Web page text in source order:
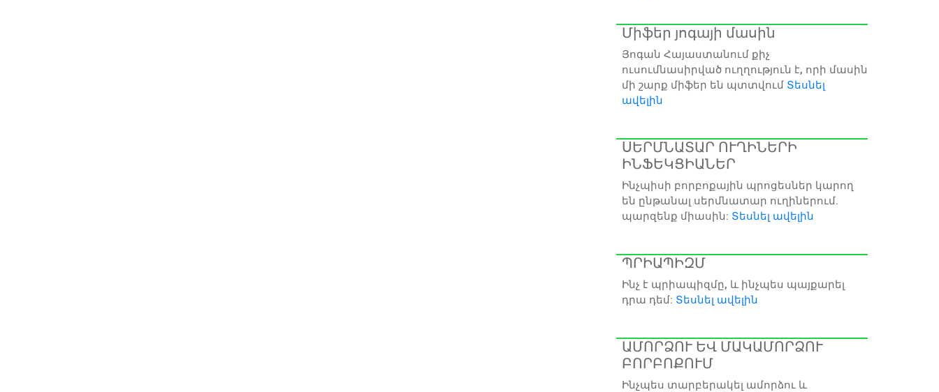
Միֆեր յոգայի մասին
Յոգան Հայաստանում քիչ
ուսումնասիրված ուղղություն է, որի մասին
մի շարք միֆեր են պտտվում Տեսնել
ավելին
ՍԵՐՄՆԱՏԱՐ ՈՒՂԻՆԵՐԻ
ԻՆՖԵԿՑԻԱՆԵՐ
Ինչպիսի բորբոքային պրոցեսներ կարող
են ընթանալ սերմնատար ուղիներում.
պարզենք միասին: Տեսնել ավելին
ՊՐԻԱՊԻԶՄ
Ինչ է պրիապիզմը, և ինչպես պայքարել
դրա դեմ: Տեսնել ավելին
ԱՄՈՐՁՈՒ ԵՎ ՄԱԿԱՄՈՐՁՈՒ
ԲՈՐԲՈՔՈՒՄ
Ինչպես տարբերակել ամորձու և